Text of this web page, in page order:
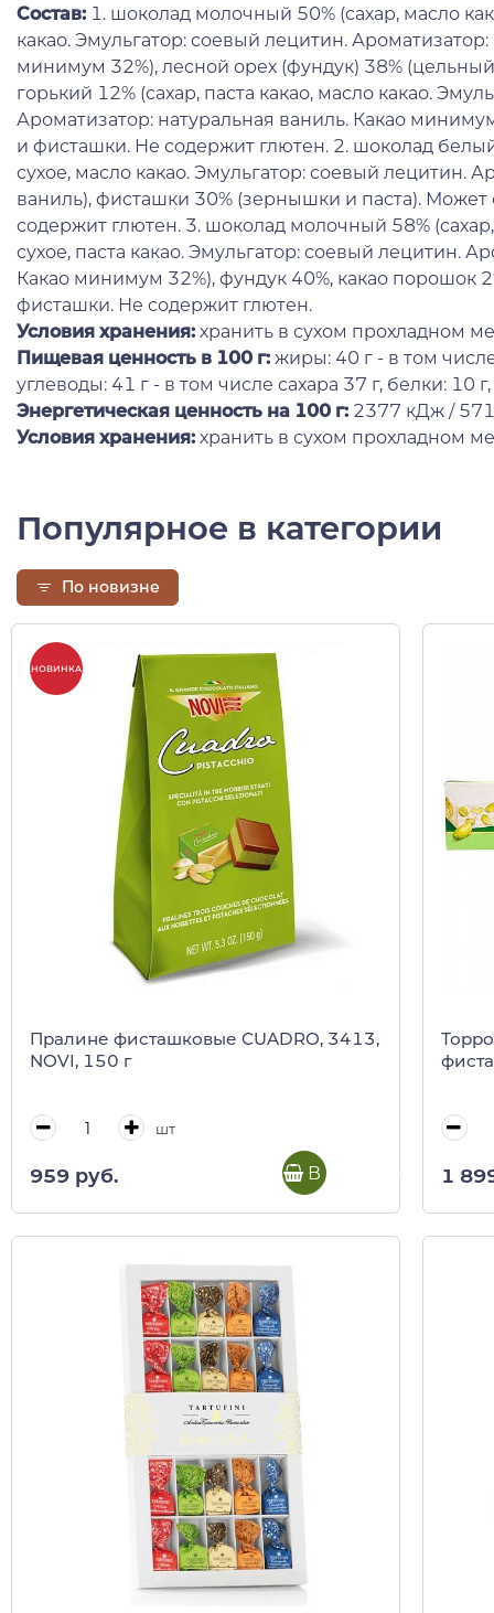
Состав: 1. шоколад молочный 50% (сахар, масло
какао. Эмульгатор: соевый лецитин.
минимум 32%), лесной орех (фундук) 38%
горький 12% (сахар, паста какао, масло какао.
Ароматизатор: натуральная ваниль. Какао
и фисташки. Не содержит глютен. 2. шоколад
сухое, масло какао. Эмульгатор: соевый лецитин.
ваниль), фисташки 30% (зернышки и паста).
содержит глютен. 3. шоколад молочный 58%
сухое, паста какао. Эмульгатор: соевый лецитин.
Какао минимум 32%), фундук 40%, какао порошок
фисташки. Не содержит глютен.
Условия хранения: хранить в сухом прохладном
Пищевая ценность в 100 г: жиры: 40 г - в том
углеводы: 41 г - в том числе сахара 37 г, белки: 10
Энергетическая ценность на 100 г: 2377 кДж / 571
Условия хранения: хранить в сухом прохладном
Популярное в категории
По новизне
НОВИНКА
Пралине фисташковые CUADRO, 3413,
NOVI, 150 г
шт
959 руб. В корзину 1